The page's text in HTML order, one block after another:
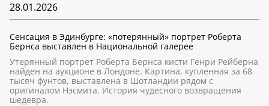
28.01.2026
Сенсация в Эдинбурге: «потерянный» портрет Роберта
Бернса выставлен в Национальной галерее
Утерянный портрет Роберта Бернса кисти Генри Рейберна
найден на аукционе в Лондоне. Картина, купленная за 68
тысяч фунтов, выставлена в Шотландии рядом с
оригиналом Нэсмита. История чудесного возвращения
шедевра.